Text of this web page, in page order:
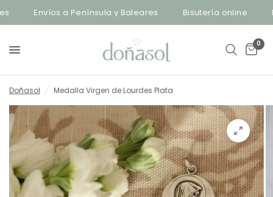
Envíos a Península y Baleares Bisutería online
0
Doñasol / Medalla Virgen de Lourdes Plata